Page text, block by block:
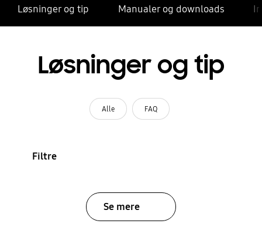
Løsninger og tip Manualer og downloads
Løsninger og tip
Alle FAQ
Filtre
Se mere